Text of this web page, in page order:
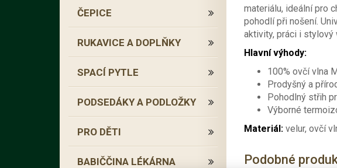
ČEPICE
RUKAVICE A DOPLŇKY
SPACÍ PYTLE
PODSEDÁKY A PODLOŽKY
PRO DĚTI
BABIČČINA LÉKÁRNA
materiálu, ideální pro
pohodlí při nošení.
aktivity, práci i stylový
Hlavní výhody:
100% ovčí vlna
Prodyšný a
Pohodlný střih
Výborné
Materiál: velur, ovčí
Podobné